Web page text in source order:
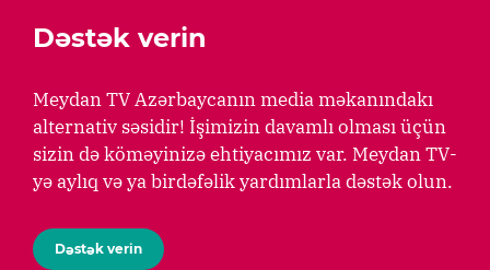
Dəstək verin
Meydan TV Azərbaycanın media məkanındakı
alternativ səsidir! İşimizin davamlı olması üçün
sizin də köməyinizə ehtiyacımız var. Meydan TV-
yə aylıq və ya birdəfəlik yardımlarla dəstək olun.
Dəstək verin